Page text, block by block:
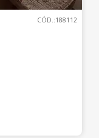
CÓD.:188112